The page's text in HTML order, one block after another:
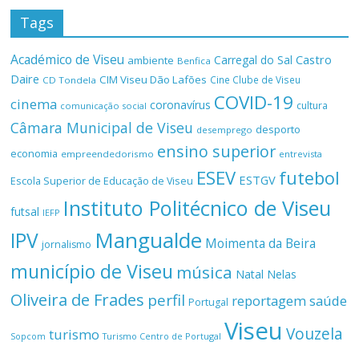
Tags
Académico de Viseu ambiente Benfica Carregal do Sal Castro
Daire CD Tondela CIM Viseu Dão Lafões Cine Clube de Viseu
cinema comunicação social coronavírus COVID-19 cultura
Câmara Municipal de Viseu desemprego desporto
economia empreendedorismo ensino superior entrevista
Escola Superior de Educação de Viseu ESEV ESTGV futebol
futsal IEFP Instituto Politécnico de Viseu
IPV jornalismo Mangualde Moimenta da Beira
município de Viseu música Natal Nelas
Oliveira de Frades perfil Portugal reportagemsaúde
Sopcom turismo Turismo Centro de Portugal Viseu Vouzela